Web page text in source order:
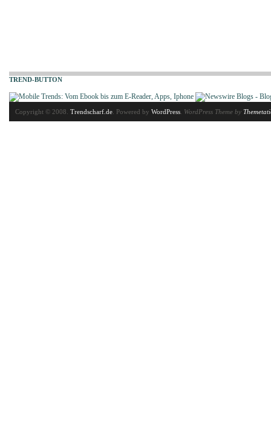
TREND-BUTTON
Copyright © 2008. Trendscharf.de . Powered by WordPress WordPress Theme by